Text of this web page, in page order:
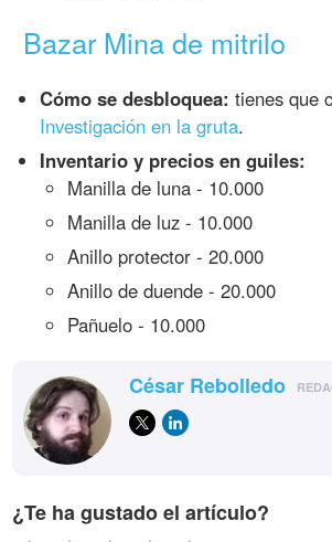
Bazar Mina de mitrilo
Cómo se desbloquea: tienes que
Investigación en la gruta.
Inventario y precios en guiles:
Manilla de luna - 10.000
Manilla de luz - 10.000
Anillo protector - 20.000
Anillo de duende - 20.000
Pañuelo - 10.000
César Rebolledo
¿Te ha gustado el artículo?